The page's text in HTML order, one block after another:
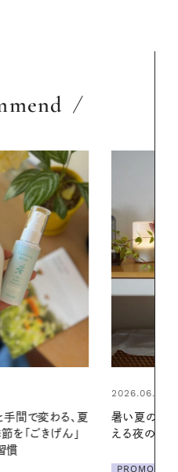
ティン。私を整
褒美ケア
2026.07.24
夏の髪と心
る【大人気の